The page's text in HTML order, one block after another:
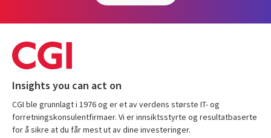
Insights you can act on
CGI ble grunnlagt i 1976 og er et av verdens største IT- og
forretningskonsulentfirmaer. Vi er innsiktsstyrte og resultatbaserte
for å sikre at du får mest ut av dine investeringer.